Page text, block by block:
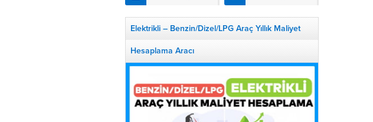
Elektrikli – Benzin/Dizel/LPG Araç Yıllık Maliyet
Hesaplama Aracı